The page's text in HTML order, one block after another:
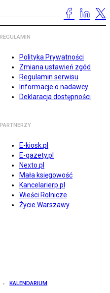
REGULAMIN
Polityka Prywatności
Zmiana ustawień zgód
Regulamin serwisu
Informacje o nadawcy
Deklaracja dostępności
PARTNERZY
E-kiosk.pl
E-gazety.pl
Nexto.pl
Mała księgowość
Kancelarierp.pl
Wieści Rolnicze
Życie Warszawy
KALENDARIUM